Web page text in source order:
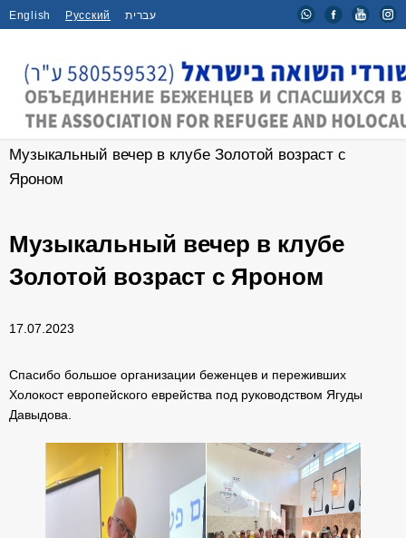
English Русский עברית
Главная / Новости /
Музыкальный вечер в клубе Золотой возраст с
Яроном
Музыкальный вечер в клубе
Золотой возраст с Яроном
17.07.2023
Спасибо большое организации беженцев и переживших
Холокост европейского еврейства под руководством Ягуды
Давыдова.